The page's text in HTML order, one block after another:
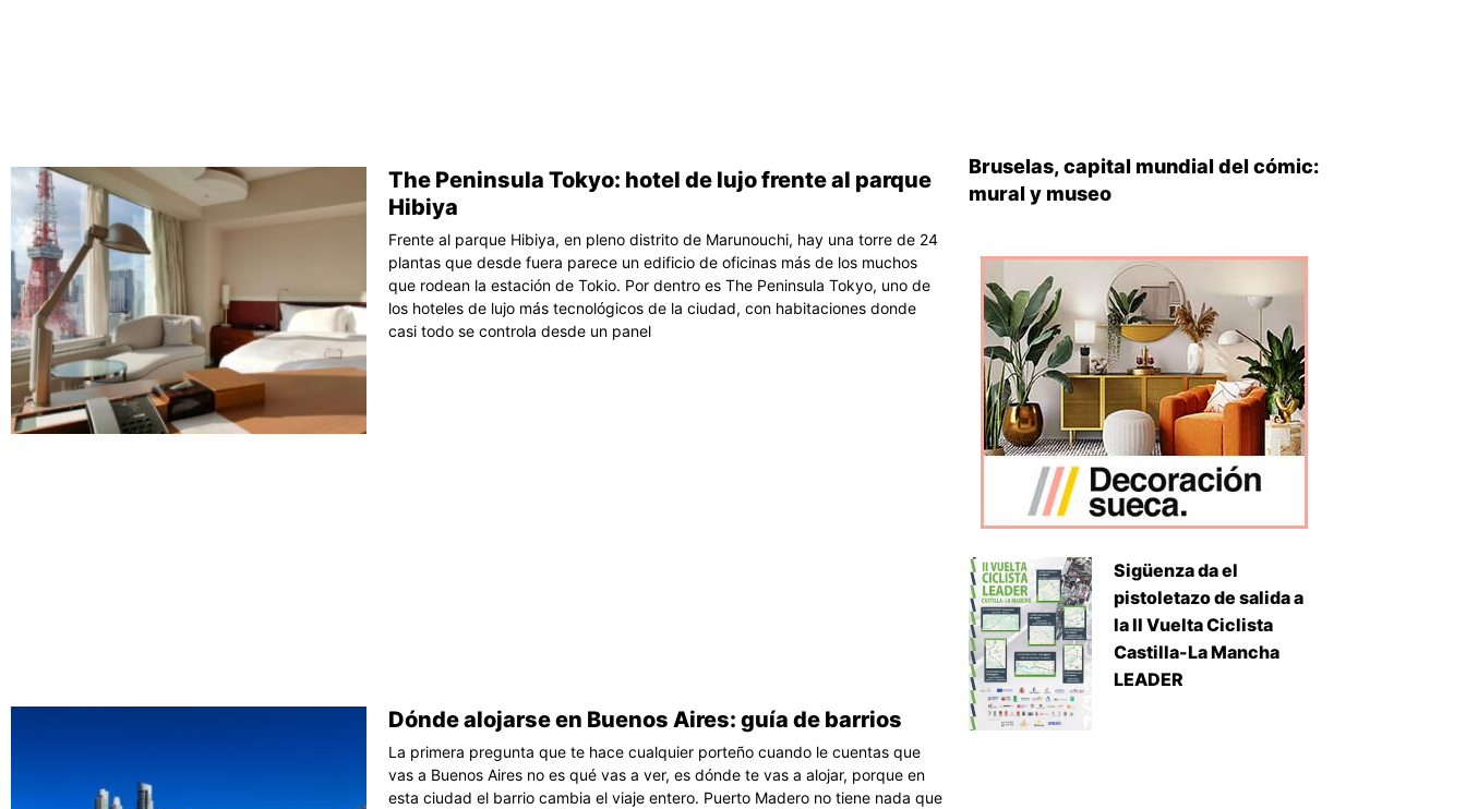
The Peninsula Tokyo: hotel de lujo frente al parque
Hibiya
Frente al parque Hibiya, en pleno distrito de Marunouchi, hay una torre de 24
plantas que desde fuera parece un edificio de oficinas más de los muchos
que rodean la estación de Tokio. Por dentro es The Peninsula Tokyo, uno de
los hoteles de lujo más tecnológicos de la ciudad, con habitaciones donde
casi todo se controla desde un panel
Dónde alojarse en Buenos Aires: guía de barrios
La primera pregunta que te hace cualquier porteño cuando le cuentas que
vas a Buenos Aires no es qué vas a ver, es dónde te vas a alojar, porque en
esta ciudad el barrio cambia el viaje entero. Puerto Madero no tiene nada que
Bruselas, capital mundial del cómic:
mural y museo
Sigüenza da el
pistoletazo de salida a
la II Vuelta Ciclista
Castilla-La Mancha
LEADER